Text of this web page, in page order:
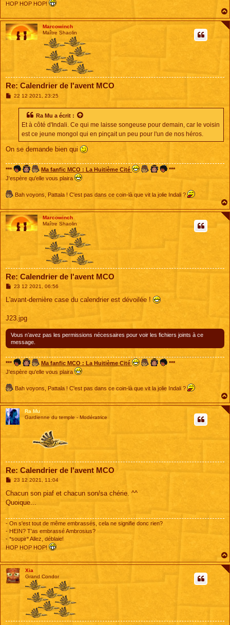
HOP HOP HOP!
Marcowinch
Maître Shaolin
Re: Calendrier de l'avent MCO
M22 12 2021, 23:25
Ra Mu a écrit :
Et à côté d'Indali. Ce qui me laisse songeuse pour demain, car le voisin
est ce jeune mongol qui en pinçait un peu pour l'un de nos héros.
On se demande bien qui
*** Ma fanfic MCO : La Huitième Cité
***
J'espère qu'elle vous plaira
Bah voyons, Pattala ! C'est pas dans ce coin-là que vit la jolie Indali ?
Marcowinch
Maître Shaolin
Re: Calendrier de l'avent MCO
M
s
g
23 12 2021, 06:56
L'avant-dernière case du calendrier est dévoilée !
J23.jpg
Vous n’avez pas les permissions nécessaires pour voir les fichiers joints à ce
message.
*** Ma fanfic MCO : La Huitième Cité
***
J'espère qu'elle vous plaira
Bah voyons, Pattala ! C'est pas dans ce coin-là que vit la jolie Indali ?
Ra Mu
Gardienne du temple - Modératrice
Re: Calendrier de l'avent MCO
M
s
a
23 12 2021, 11:04
Chacun son piaf et chacun son/sa chérie. ^^
Quoique...
- On s'est tout de même embrassés, cela ne signifie donc rien?
- HEIN? T'as embrassé Ambrosius?
- *soupir* Allez, déblaie!
HOP HOP HOP!
Xia
Grand Condor